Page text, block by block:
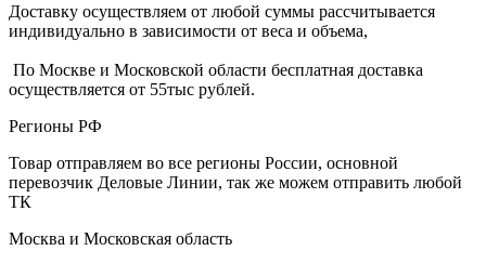
Доставку осуществляем от любой суммы рассчитывается
индивидуально в зависимости от веса и объема,
По Москве и Московской области бесплатная доставка
осуществляется от 55тыс рублей.
Регионы РФ
Товар отправляем во все регионы России, основной
перевозчик Деловые Линии, так же можем отправить любой
ТК
Москва и Московская область